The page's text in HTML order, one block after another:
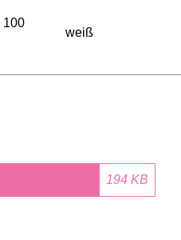
100
weiß
194 KB